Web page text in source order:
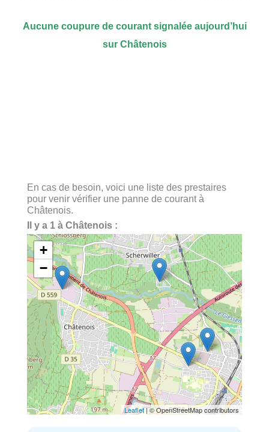
Aucune coupure de courant signalée aujourd’hui
sur Châtenois
En cas de besoin, voici une liste des prestaires
pour venir vérifier une panne de courant à
Châtenois.
Il y a 1 à Châtenois :
+
−
Leaflet| © OpenStreetMap contributors